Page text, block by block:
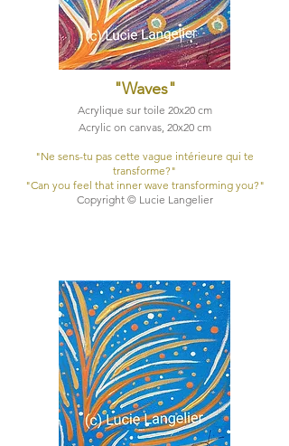
"Waves"
Acrylique sur toile 20x20 cm
Acrylic on canvas, 20x20 cm
"Ne sens-tu pas cette vague intérieure qui te
transforme?"​
"Can you feel that inner wave transforming you?"​
Copyright © Lucie Langelier